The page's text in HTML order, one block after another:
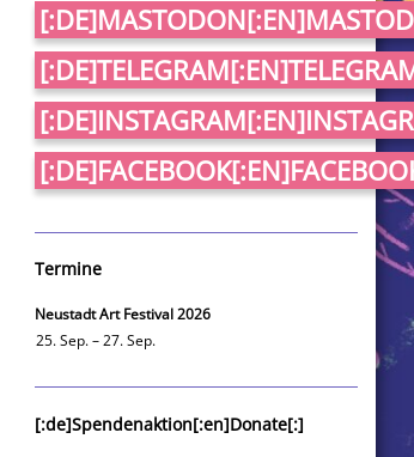
Termine
Neustadt Art Festival 2026
25. Sep. – 27. Sep.
[:de]Spendenaktion[:en]Donate[:]